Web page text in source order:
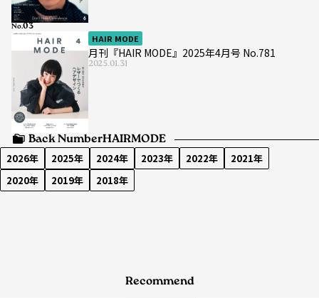
HAIR MODE
月刊『HAIR MODE』2025年4月号 No.781
2025.01.31
No.
Back NumberHAIRMODE
2026年 2025年 2024年 2023年 2022年
2021年
2020年
2019年 2018年
Recommend